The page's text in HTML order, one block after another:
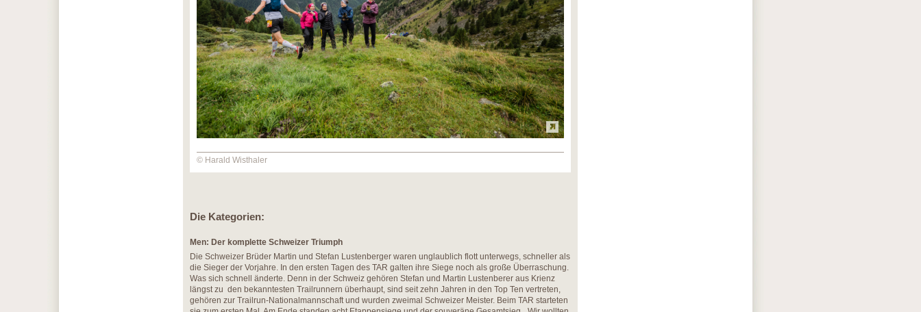
© Harald Wisthaler
Die Kategorien:
Men: Der komplette Schweizer Triumph
Die Schweizer Brüder Martin und Stefan Lustenberger waren unglaublich flott unterwegs, schneller als
die Sieger der Vorjahre. In den ersten Tagen des TAR galten ihre Siege noch als große Überraschung.
Was sich schnell änderte. Denn in der Schweiz gehören Stefan und Martin Lustenberer aus Krienz
längst zu den bekanntesten Trailrunnern überhaupt, sind seit zehn Jahren in den Top Ten vertreten,
gehören zur Trailrun-Nationalmannschaft und wurden zweimal Schweizer Meister. Beim TAR starteten